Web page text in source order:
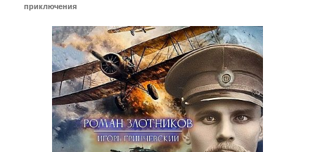
приключения